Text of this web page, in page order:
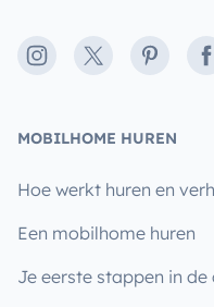
Instagram
X Pinterest
MOBILHOME HUREN
Hoe werkt huren en
Een mobilhome huren
Je eerste stappen in